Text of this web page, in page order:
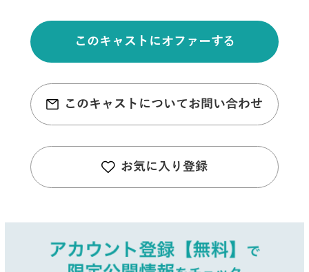
このキャストにオファーする
このキャストについてお問い合わせ
お気に入り登録